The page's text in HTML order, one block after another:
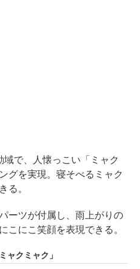
で、人懐っこい「ミャク
グを実現。寝そべるミャク
る。
ーツが付属し、雨上がりの
こにこ笑顔を表現できる。
ャクミャク」